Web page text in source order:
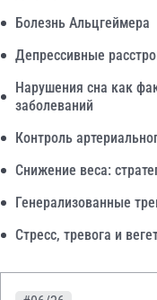
Болезнь Альцгеймера
Депрессивные
Нарушения сна как
заболеваний
Контроль
Снижение веса:
Генерализованные
Стресс, тревога и